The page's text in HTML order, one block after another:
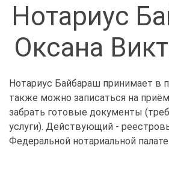
Нотариус
Оксана
Нотариус Байбараш принимает в
также можно записаться на
забрать готовые документы
услуги). Действующий -
Федеральной нотариальной